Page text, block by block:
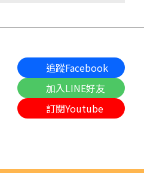
追蹤Facebook
加入LINE好友
訂閱Youtube